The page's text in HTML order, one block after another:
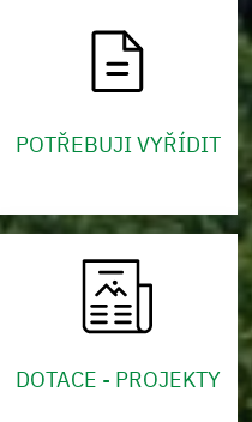
POTŘEBUJI VYŘÍDIT
DOTACE - PROJEKTY